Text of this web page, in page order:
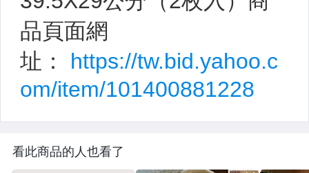
看此商品的人也看了